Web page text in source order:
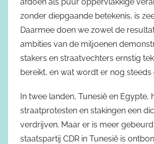
zonder diepgaande betekenis, is
Daarmee doen we zowel de
ambities van de miljoenen
stakers en straatvechters ernstig
bereikt, en wat wordt er nog
In twee landen, Tunesië en Egypte,
straatprotesten en stakingen een
verdrijven. Maar er is meer
staatspartij CDR in Tunesië is